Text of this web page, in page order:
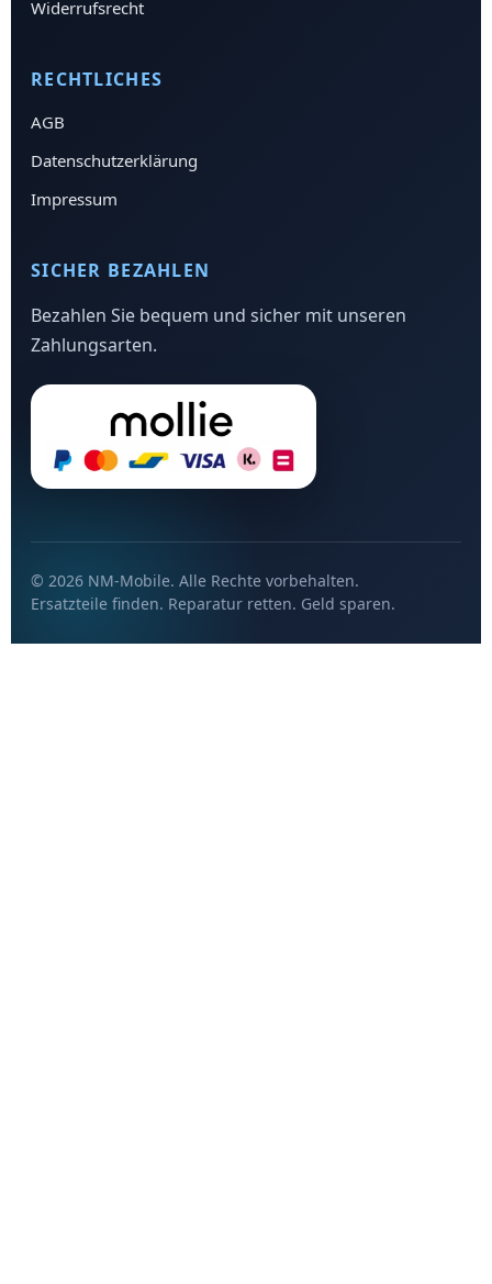
Widerrufsrecht
RECHTLICHES
AGB
Datenschutzerklärung
Impressum
SICHER BEZAHLEN
Bezahlen Sie bequem und sicher mit unseren
Zahlungsarten.
© 2026 NM-Mobile. Alle Rechte vorbehalten.
Ersatzteile finden. Reparatur retten. Geld sparen.